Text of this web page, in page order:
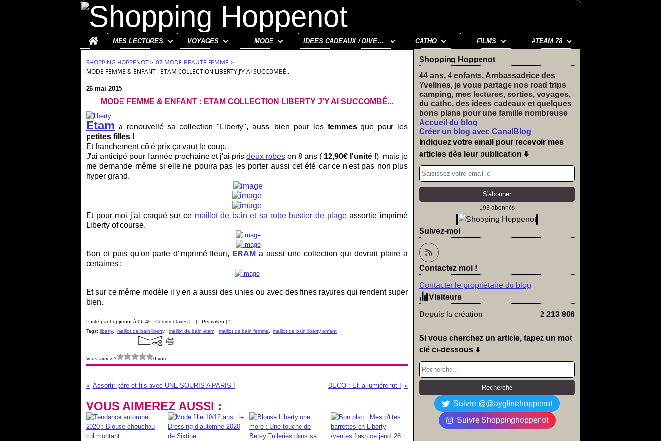
Home
MES LECTURES VOYAGES MODE IDÉES CADEAUX / DIVERS CATHO FILMS #TEAM 78
SHOPPING HOPPENOT > 07 MODE-BEAUTÉ FEMME >
MODE FEMME & ENFANT : ETAM COLLECTION LIBERTY J'Y AI SUCCOMBÉ...
26 mai 2015
MODE FEMME & ENFANT : ETAM COLLECTION LIBERTY J'Y AI SUCCOMBÉ...
Etam a renouvellé sa collection "Liberty", aussi bien pour les femmesque pour les
petites filles !
Et franchement côté prix ça vaut le coup.
J'ai anticipé pour l'année prochaine et j'ai pris deux robes en 8 ans ( 12,90€ l'unité !) mais je
me demande même si elle ne pourra pas les porter aussi cet été car ce n'est pas non plus
hyper grand.
Et pour moi j'ai craqué sur ce maillot de bain et sa robe bustier de plageassortie imprimé
Liberty of course.
Bon et puis qu'on parle d'imprimé fleuri, ERAM a aussi une collection qui devrait plaire a
certaines :
Et sur ce même modèle il y en a aussi des unies ou avec des fines rayures qui rendent super
bien.
Posté par hoppenot à 06:40 - Commentaires [ ] - Permalien [#]
Tags: liberty, maillot de bain liberty, maillot de bain etam maillot de bain femme maillot de bain liberty enfant
Vous aimez ? 0 vote
Assortir père et fils avec UNE SOURIS A PARIS ! DECO : Et la lumière fut !
VOUS AIMEREZ AUSSI :
Shopping Hoppenot
44 ans, 4 enfants, Ambassadrice des
Yvelines, je vous partage nos road trips
camping, mes lectures, sorties, voyages,
du catho, des idées cadeaux et quelques
bons plans pour une famille nombreuse
Accueil du blog
Créer un blog avec CanalBlog
Indiquez votre email pour recevoir mes
articles dès leur publication ⬇️
193 abonnés
Suivez-moi
Contactez moi !
Contacter le propriétaire du blog
Visiteurs
Depuis la création 2 213 806
Si vous cherchez un article, tapez un mot
clé ci-dessous ⬇️
Suivre @@ayglinehoppenot
Suivre Shoppinghoppenot